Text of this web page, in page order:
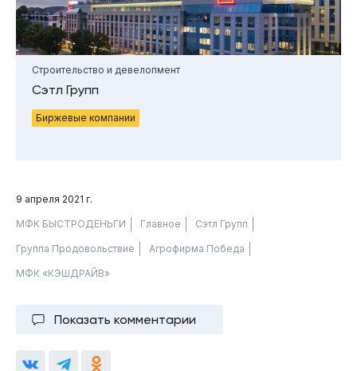
Строительство и девелопмент
Сэтл Групп
Биржевые компании
9 апреля 2021 г.
МФК БЫСТРОДЕНЬГИ Главное Сэтл Групп
Группа Продовольствие Агрофирма Победа
МФК «КЭШДРАЙВ»
Показать комментарии